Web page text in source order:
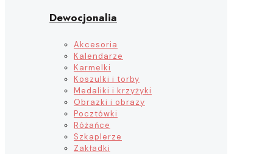
Dewocjonalia
Akcesoria
Kalendarze
Karmelki
Koszulki i torby
Medaliki i krzyżyki
Obrazki i obrazy
Pocztówki
Różańce
Szkaplerze
Zakładki